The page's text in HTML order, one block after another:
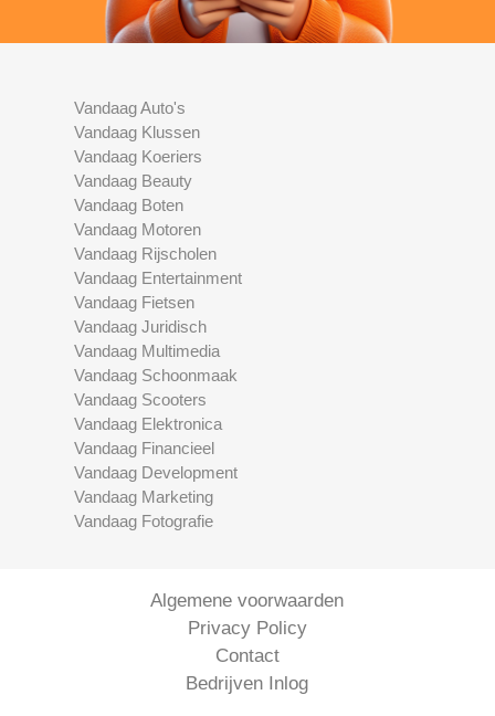
Vandaag Auto's
Vandaag Klussen
Vandaag Koeriers
Vandaag Beauty
Vandaag Boten
Vandaag Motoren
Vandaag Rijscholen
Vandaag Entertainment
Vandaag Fietsen
Vandaag Juridisch
Vandaag Multimedia
Vandaag Schoonmaak
Vandaag Scooters
Vandaag Elektronica
Vandaag Financieel
Vandaag Development
Vandaag Marketing
Vandaag Fotografie
Algemene voorwaarden
Privacy Policy
Contact
Bedrijven Inlog